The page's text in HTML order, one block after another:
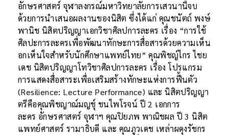
อักษรศาสตร์ จุฬาลงกรณ์มหาวิทยาลัยการเสวนานี้จบ
ด้วยการนำเสนอผลงานของนิสิต ซึ่งได้แก่ คุณชนัตถ์ พงษ์
พานิช นิสิตปริญญาเอกวิชาศิลปการละคร เรื่อง “การใช้
ศิลปะการละครเพื่อพัฒนาทักษะการสื่อสารด้วยความเห็น
อกเห็นใจสำหรับนักศึกษาแพทย์ไทย” คุณพิชญ์ไกร ไชย
เดช นิสิตปริญญาโทวิชาศิลปการละคร เรื่อง โปรแกรม
การแสดงสื่อสาระเพื่อเสริมสร้างทักษะแห่งการฟื้นตัว
(Resilience: Lecture Performance) และ นิสิตปริญญา
ตรีคือคุณพิชญาณ์มญชุ์ ชนไพโรจน์ ปี 2 เอกการ
ละคร อักษรศาสตร์ จุฬาฯ คุณปิยภพ พาณิชผล ปี 3 นิสิต
แพทย์ศาสตร์ รามาธิบดี และ คุณภูวเดช เหล่าผดุงรัชกร